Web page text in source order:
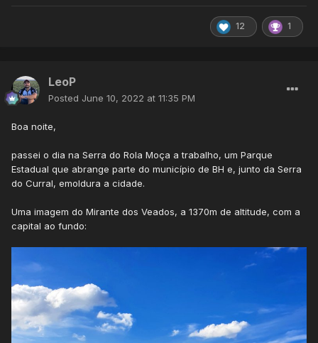
12 1
LeoP
Posted June 10, 2022 at 11:35 PM
Boa noite,
passei o dia na Serra do Rola Moça a trabalho, um Parque
Estadual que abrange parte do município de BH e, junto da Serra
do Curral, emoldura a cidade.
Uma imagem do Mirante dos Veados, a 1370m de altitude, com a
capital ao fundo: